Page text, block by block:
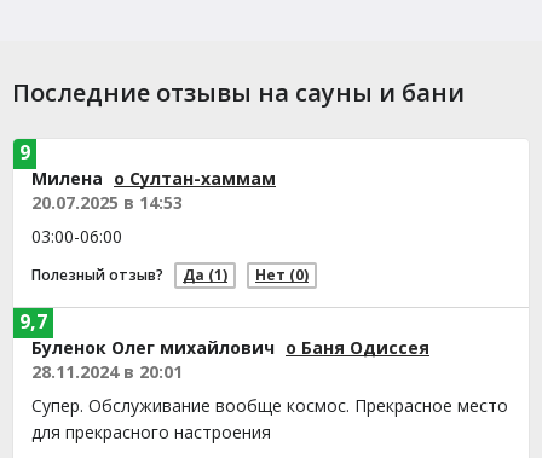
Последние отзывы на сауны и бани
Милена о Султан-хаммам
20.07.2025 в 14:53
03:00-06:00
Полезный отзыв? Да (1) Нет (0)
9
Буленок Олег михайлович о Баня Одиссея
28.11.2024 в 20:01
Супер. Обслуживание вообще космос. Прекрасное место
для прекрасного настроения
9,7